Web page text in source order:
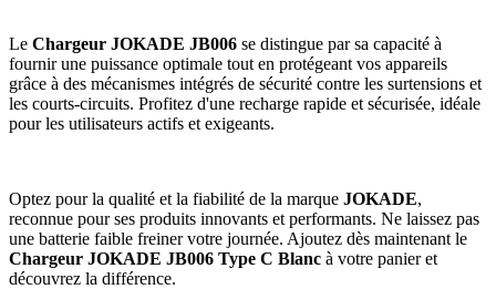
Le Chargeur JOKADE JB006 se distingue par sa capacité à
fournir une puissance optimale tout en protégeant vos appareils
grâce à des mécanismes intégrés de sécurité contre les surtensions et
les courts-circuits. Profitez d'une recharge rapide et sécurisée, idéale
pour les utilisateurs actifs et exigeants.
Optez pour la qualité et la fiabilité de la marque JOKADE,
reconnue pour ses produits innovants et performants. Ne laissez pas
une batterie faible freiner votre journée. Ajoutez dès maintenant le
Chargeur JOKADE JB006 Type C Blanc à votre panier et
découvrez la différence.